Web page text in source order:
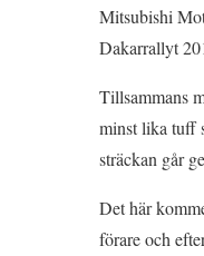
Mitsubishi
Dakarrallyt
Tillsammans
minst lika tuff
sträckan går
Det här
förare och